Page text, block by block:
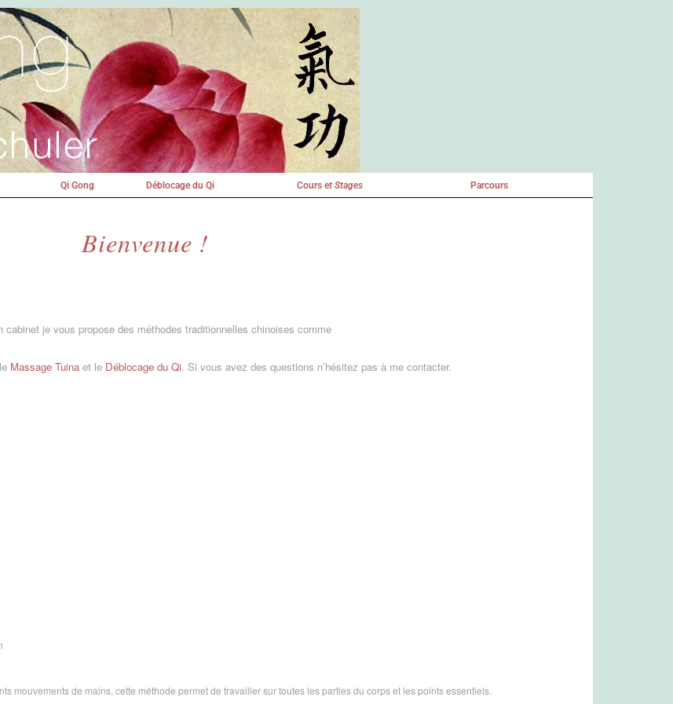
Qi Gong Déblocage du Qi Cours et Stages Parcours
Bienvenue !
cabinet je vous propose des méthodes traditionnelles chinoises comme
Massage Tuina et le Déblocage du Qi. Si vous avez des questions n’hésitez pas à me contacter.
mouvements de mains, cette méthode permet de travailler sur toutes les parties du corps et les points essentiels.